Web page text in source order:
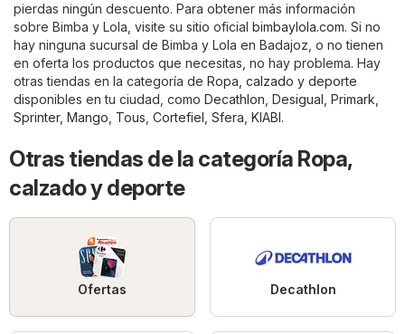
pierdas ningún descuento. Para obtener más información
sobre Bimba y Lola, visite su sitio oficial bimbaylola.com. Si no
hay ninguna sucursal de Bimba y Lola en Badajoz, o no tienen
en oferta los productos que necesitas, no hay problema. Hay
otras tiendas en la categoría de Ropa, calzado y deporte
disponibles en tu ciudad, como Decathlon Desigual Primark
Sprinter, Mango Tous Cortefiel Sfera KIABI.
Otras tiendas de la categoría Ropa,
calzado y deporte
Ofertas Decathlon